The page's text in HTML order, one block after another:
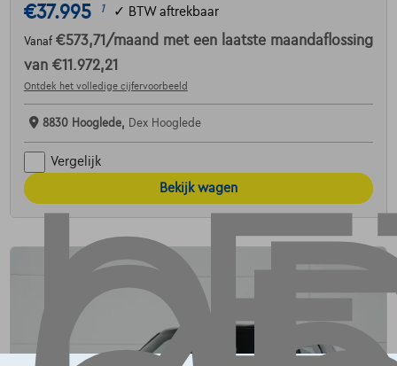
€37.995 1 ✓ BTW aftrekbaar
Vanaf €573,71 /maand met een laatste maandaflossing
van €11.972,21
Ontdek het volledige cijfervoorbeeld
8830 Hooglede, Dex Hooglede
Vergelijk
Bekijk wagen